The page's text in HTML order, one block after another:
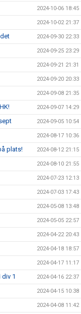
2024-10-06 18:45
2024-10-02 21:37
2024-09-30 22:33
2024-09-25 23:29
2024-09-21 21:31
2024-09-20 20:33
2024-09-08 21:35
2024-09-07 14:29
2024-09-05 10:54
2024-08-17 10:36
plats! 2024-08-12 21:15
2024-08-10 21:55
2024-07-23 12:13
2024-07-03 17:43
2024-05-08 13:48
2024-05-05 22:57
2024-04-22 20:43
2024-04-18 18:57
2024-04-17 11:17
1 2024-04-16 22:37
2024-04-15 10:38
2024-04-08 11:42